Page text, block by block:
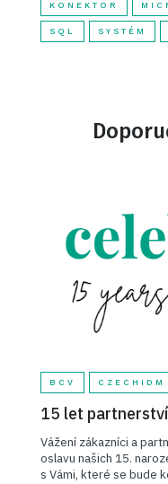
KONEKTOR
SQL SYSTÉM
BCV CZECHIDM
15 let
Vážení zákazníci a
oslavu našich 15.
s Vámi, které se bude